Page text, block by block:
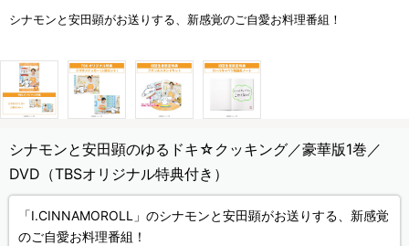
シナモンと安田顕がお送りする、新感覚のご自愛お料理番組！
シナモンと安田顕のゆるドキ☆クッキング／豪華版1巻／
DVD（TBSオリジナル特典付き）
「I.CINNAMOROLL」のシナモンと安田顕がお送りする、新感覚
のご自愛お料理番組！